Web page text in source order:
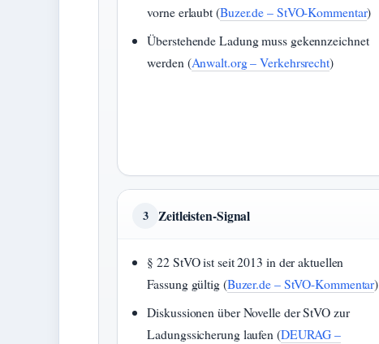
vorne erlaubt (Buzer.de – StVO-Kommentar)
Überstehende Ladung muss gekennzeichnet
werden (Anwalt.org – Verkehrsrecht)
3 Zeitleisten-Signal
§ 22 StVO ist seit 2013 in der aktuellen
Fassung gültig (Buzer.de – StVO-Kommentar)
Diskussionen über Novelle der StVO zur
Ladungssicherung laufen (DEURAG –